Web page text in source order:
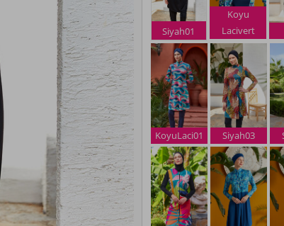
Siyah01
Koyu
Lacivert
KoyuLaci01 Siyah03